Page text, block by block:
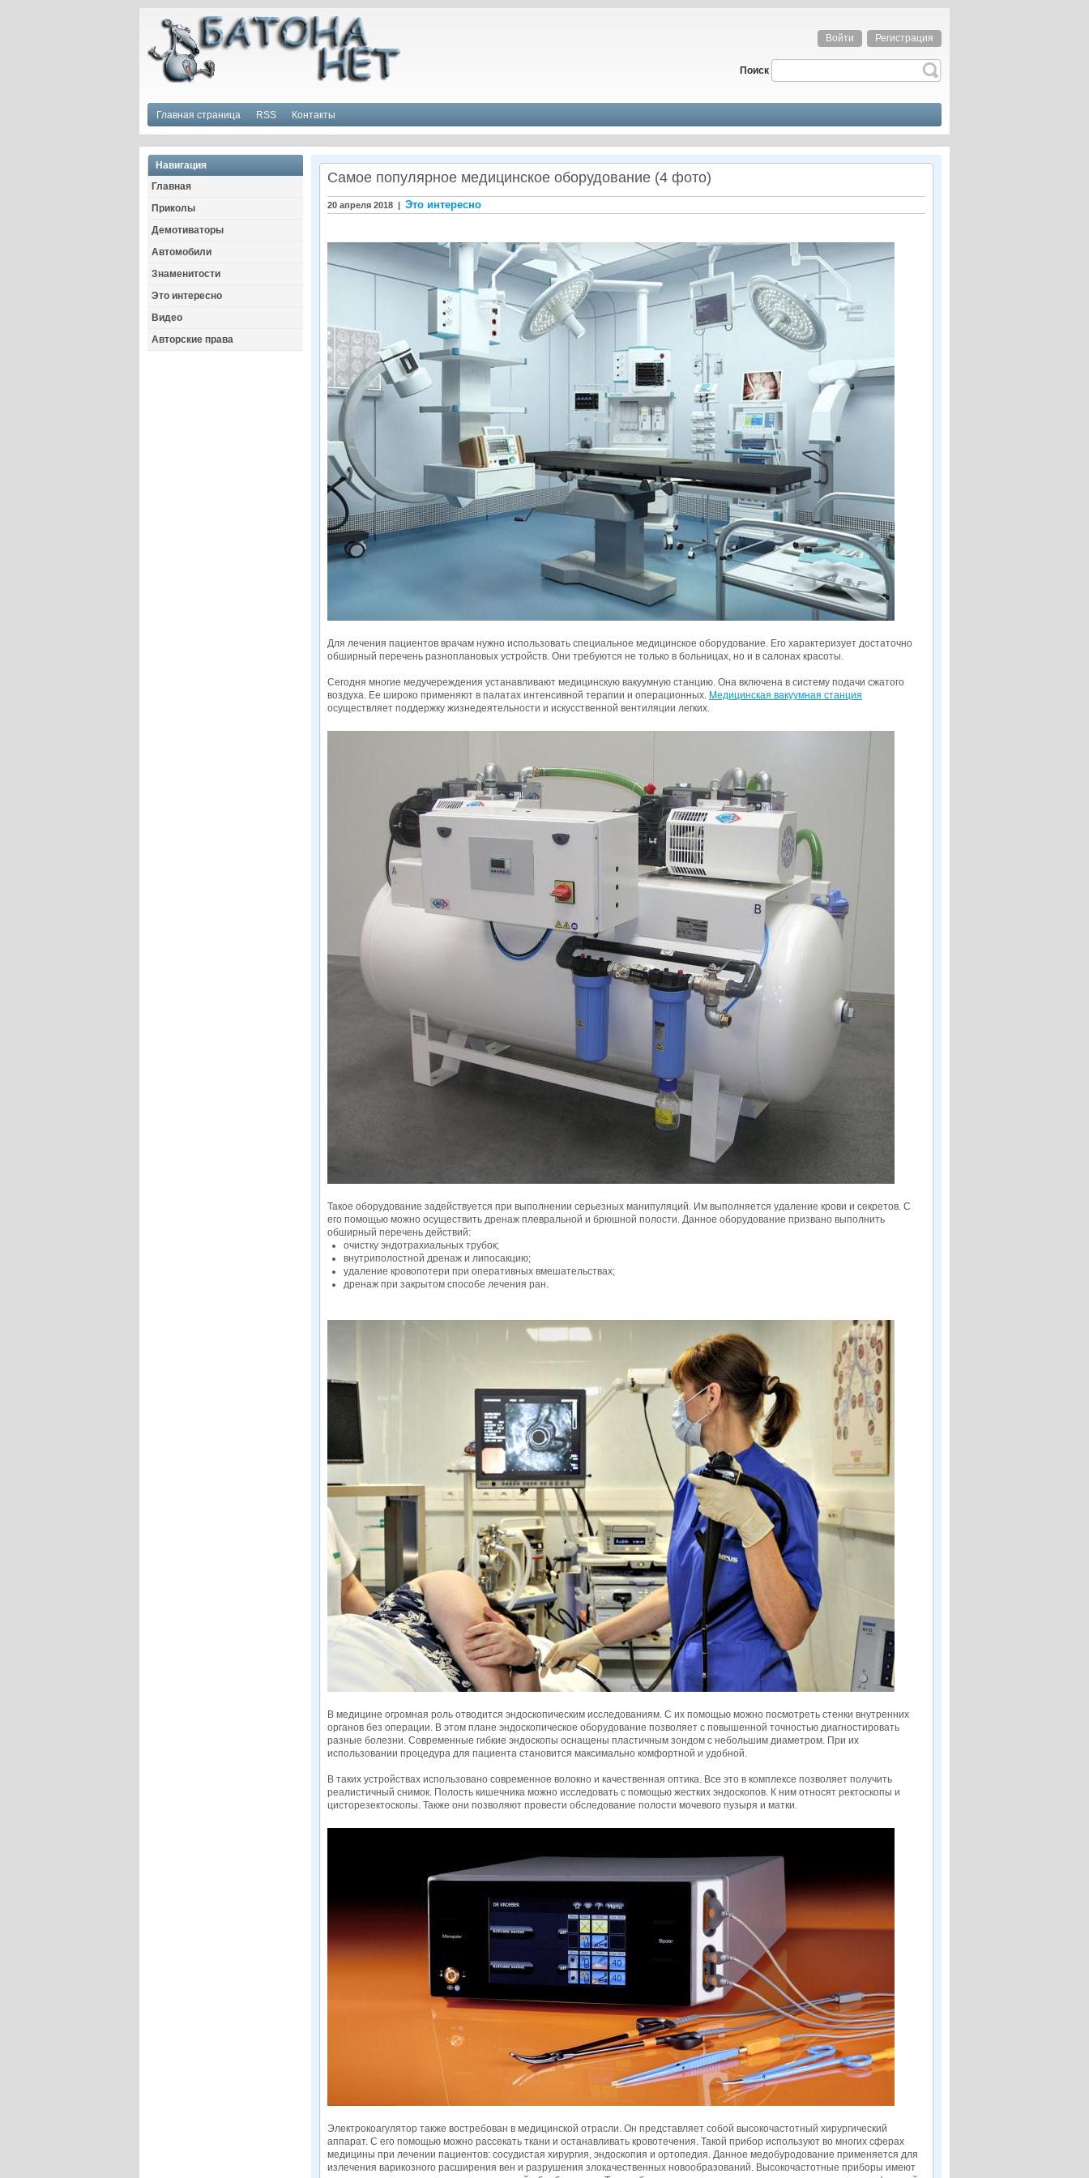
Войти Регистрация
Поиск
Главная страница RSS Контакты
Навигация
Главная
Приколы
Демотиваторы
Автомобили
Знаменитости
Это интересно
Видео
Авторские права
Самое популярное медицинское оборудование (4 фото)
20 апреля 2018 | Это интересно
Для лечения пациентов врачам нужно использовать специальное медицинское оборудование. Его характеризует достаточно
обширный перечень разноплановых устройств. Они требуются не только в больницах, но и в салонах красоты.
Сегодня многие медучереждения устанавливают медицинскую вакуумную станцию. Она включена в систему подачи сжатого
воздуха. Ее широко применяют в палатах интенсивной терапии и операционных. Медицинская вакуумная станция
осуществляет поддержку жизнедеятельности и искусственной вентиляции легких.
Такое оборудование задействуется при выполнении серьезных манипуляций. Им выполняется удаление крови и секретов. С
его помощью можно осуществить дренаж плевральной и брюшной полости. Данное оборудование призвано выполнить
обширный перечень действий:
очистку эндотрахиальных трубок;
внутриполостной дренаж и липосакцию;
удаление кровопотери при оперативных вмешательствах;
дренаж при закрытом способе лечения ран.
В медицине огромная роль отводится эндоскопическим исследованиям. С их помощью можно посмотреть стенки внутренних
органов без операции. В этом плане эндоскопическое оборудование позволяет с повышенной точностью диагностировать
разные болезни. Современные гибкие эндоскопы оснащены пластичным зондом с небольшим диаметром. При их
использовании процедура для пациента становится максимально комфортной и удобной.
В таких устройствах использовано современное волокно и качественная оптика. Все это в комплексе позволяет получить
реалистичный снимок. Полость кишечника можно исследовать с помощью жестких эндоскопов. К ним относят ректоскопы и
цисторезектоскопы. Также они позволяют провести обследование полости мочевого пузыря и матки.
Электрокоагулятор также востребован в медицинской отрасли. Он представляет собой высокочастотный хирургический
аппарат. С его помощью можно рассекать ткани и останавливать кровотечения. Такой прибор используют во многих сферах
медицины при лечении пациентов: сосудистая хирургия, эндоскопия и ортопедия. Данное медобуродование применяется для
излечения варикозного расширения вен и разрушения злокачественных новообразований. Высокочастотные приборы имеют